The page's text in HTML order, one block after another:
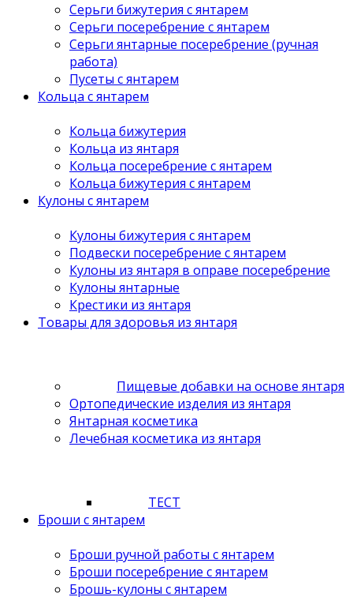
Серьги бижутерия с янтарем
Серьги посеребрение с янтарем
Серьги янтарные посеребрение (ручная
работа)
Пусеты с янтарем
Кольца с янтарем
Кольца бижутерия
Кольца из янтаря
Кольца посеребрение с янтарем
Кольца бижутерия с янтарем
Кулоны с янтарем
Кулоны бижутерия с янтарем
Подвески посеребрение с янтарем
Кулоны из янтаря в оправе посеребрение
Кулоны янтарные
Крестики из янтаря
Товары для здоровья из янтаря
Пищевые добавки на основе янтаря
Ортопедические изделия из янтаря
Янтарная косметика
Лечебная косметика из янтаря
ТЕСТ
Броши с янтарем
Броши ручной работы с янтарем
Броши посеребрение с янтарем
Брошь-кулоны с янтарем